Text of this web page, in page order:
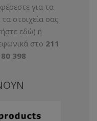
για τα
στοιχεία σας
εδώ) ή
στο 211
398